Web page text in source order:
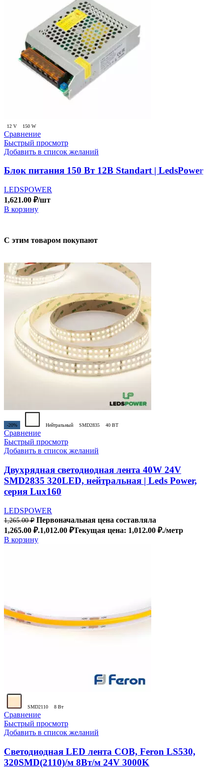
12 V 150 W
Сравнение
Быстрый просмотр
Добавить в список желаний
Блок питания 150 Вт 12В Standart | LedsPower
LEDSPOWER
1,621.00 ₽/шт
В корзину
С этим товаром покупают
-20% Нейтральный SMD2835 40 ВТ
Сравнение
Быстрый просмотр
Добавить в список желаний
Двухрядная светодиодная лента 40W 24V
SMD2835 320LED, нейтральная | Leds Power,
серия Lux160
LEDSPOWER
1,265.00₽ Первоначальная цена составляла
1,265.00 ₽.1,012.00 ₽Текущая цена: 1,012.00 ₽./метр
В корзину
SMD2110 8 Вт
Сравнение
Быстрый просмотр
Добавить в список желаний
Светодиодная LED лента COB, Feron LS530,
320SMD(2110)/м 8Вт/м 24V 3000K